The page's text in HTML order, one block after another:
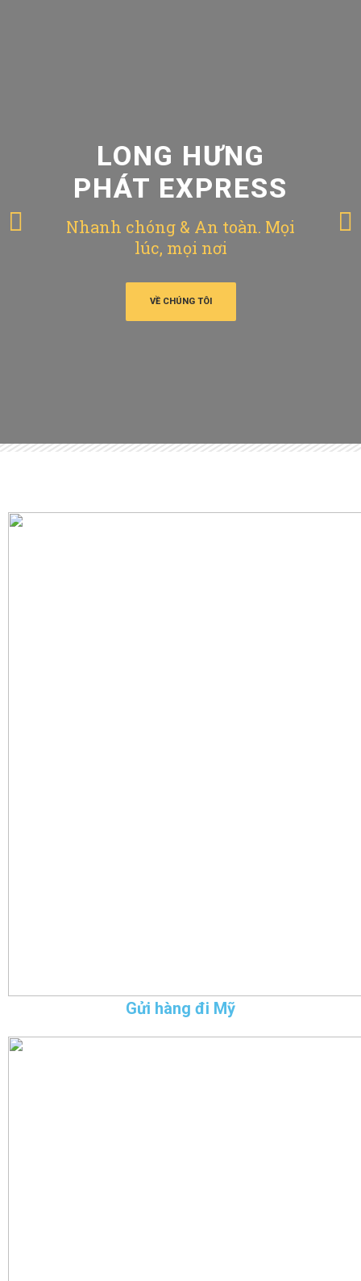
LONG HƯNG
PHÁT EXPRESS
Nhanh chóng & An toàn. Mọi
lúc, mọi nơi
VỀ CHÚNG TÔI
Gửi hàng đi Mỹ